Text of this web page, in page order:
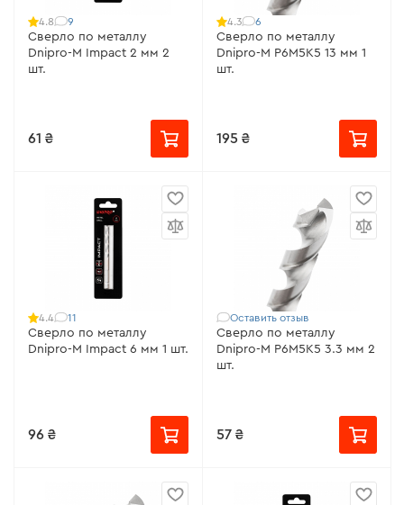
4.8 9
Сверло по металлу
Dnipro-M Impact 2 мм 2
шт.
61 ₴
4.3 6
Сверло по металлу
Dnipro-M P6M5K5 13 мм 1
шт.
195 ₴
4.4 11
Сверло по металлу
Dnipro-M Impact 6 мм 1 шт.
96 ₴
Оставить отзыв
Сверло по металлу
Dnipro-M P6M5K5 3.3 мм 2
шт.
57 ₴